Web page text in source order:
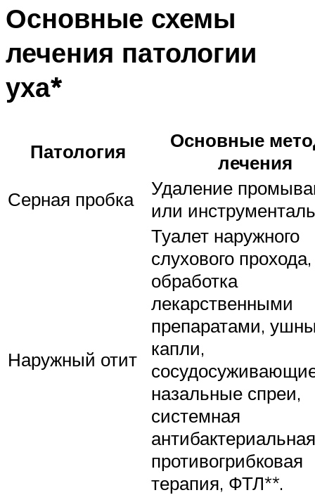
Основные схемы
лечения патологии
уха*
Патология
Основные
лечения
Серная пробка
Удаление
или
Наружный отит
Туалет наружного
слухового прохода,
обработка
лекарственными
препаратами,
капли,
назальные спреи,
системная
противогрибковая
терапия, ФТЛ**.